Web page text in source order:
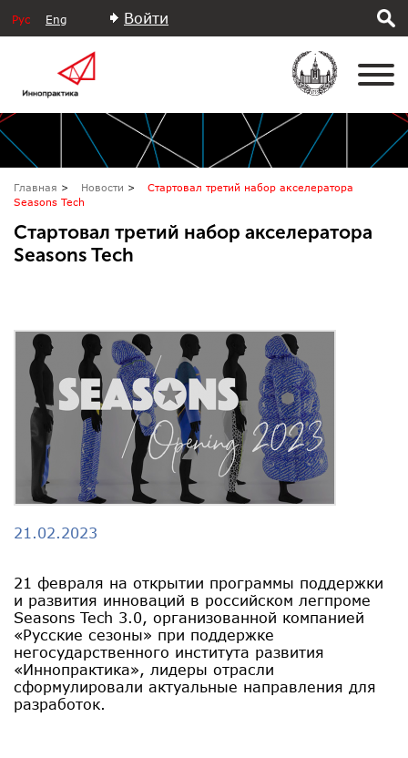
Рус Eng Войти
Главная Новости
Стартовал третий набор акселератора
Seasons Tech
Стартовал третий набор акселератора
Seasons Tech
21.02.2023
21 февраля на открытии программы поддержки
и развития инноваций в российском легпроме
Seasons Tech 3.0, организованной компанией
«Русские сезоны» при поддержке
негосударственного института развития
«Иннопрактика», лидеры отрасли
сформулировали актуальные направления для
разработок.